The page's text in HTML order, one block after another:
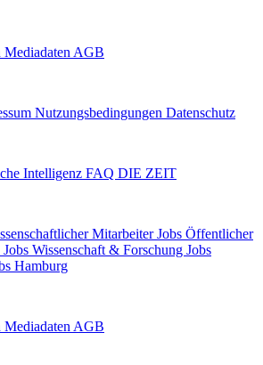
Mediadaten AGB
Nutzungsbedingungen Datenschutz
Intelligenz FAQ DIE ZEIT
MitarbeiterJobs Öffentlicher
Jobs Wissenschaft & Forschung Jobs
Hamburg
Mediadaten AGB